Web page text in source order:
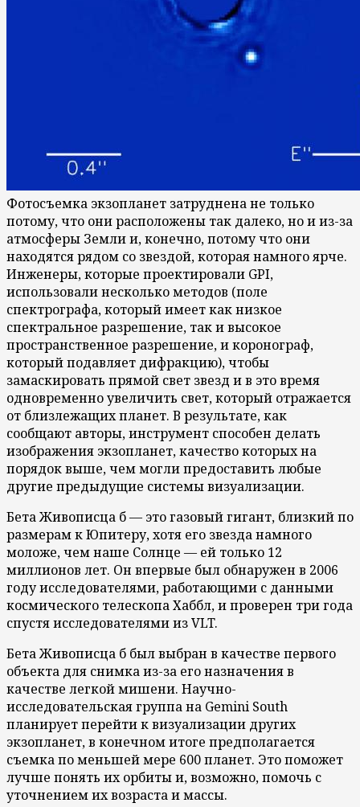
Фотосъемка экзопланет затруднена не только
потому, что они расположены так далеко, но и из-за
атмосферы Земли и, конечно, потому что они
находятся рядом со звездой, которая намного ярче.
Инженеры, которые проектировали GPI,
использовали несколько методов (поле
спектрографа, который имеет как низкое
спектральное разрешение, так и высокое
пространственное разрешение, и коронограф,
который подавляет дифракцию), чтобы
замаскировать прямой свет звезд и в это время
одновременно увеличить свет, который отражается
от близлежащих планет. В результате, как
сообщают авторы, инструмент способен делать
изображения экзопланет, качество которых на
порядок выше, чем могли предоставить любые
другие предыдущие системы визуализации.
Бета Живописца б — это газовый гигант, близкий по
размерам к Юпитеру, хотя его звезда намного
моложе, чем наше Солнце — ей только 12
миллионов лет. Он впервые был обнаружен в 2006
году исследователями, работающими с данными
космического телескопа Хаббл, и проверен три года
спустя исследователями из VLT.
Бета Живописца б был выбран в качестве первого
объекта для снимка из-за его назначения в
качестве легкой мишени. Научно-
исследовательская группа на Gemini South
планирует перейти к визуализации других
экзопланет, в конечном итоге предполагается
съемка по меньшей мере 600 планет. Это поможет
лучше понять их орбиты и, возможно, помочь с
уточнением их возраста и массы.